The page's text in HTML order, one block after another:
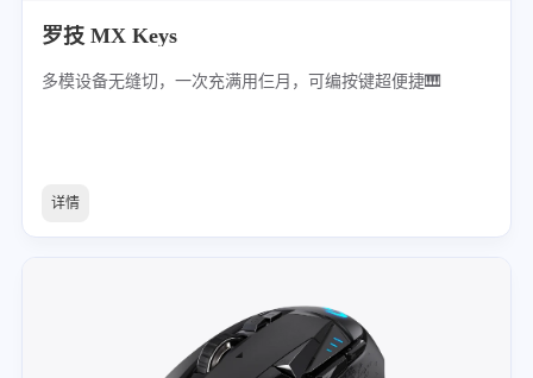
罗技 MX Keys
多模设备无缝切，一次充满用仨月，可编按键超便捷🎹
详情